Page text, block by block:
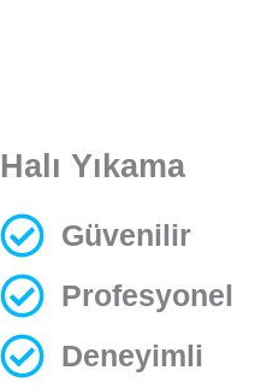
Halı Yıkama
Güvenilir
Profesyonel
Deneyimli